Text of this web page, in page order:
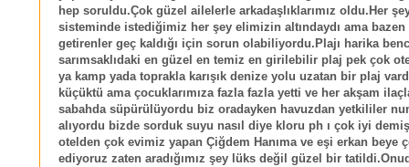
hep soruldu.Çok güzel ailelerle arkadaşlıklarımız oldu.Her
sisteminde istediğimiz her şey elimizin altındaydı ama bazen
getirenler geç kaldığı için sorun olabiliyordu.Plajı harika
sarımsaklıdaki en güzel en temiz en girilebilir plaj pek çok
ya kamp yada toprakla karışık denize yolu uzatan bir plaj
küçüktü ama çocuklarımıza fazla fazla yetti ve her akşam
sabahda süpürülüyordu biz oradayken havuzdan yetkililer
alıyordu bizde sorduk suyu nasıl diye kloru ph ı çok iyi
otelden çok evimiz yapan Çiğdem Hanıma ve eşi erkan beye
ediyoruz zaten aradığımız şey lüks değil güzel bir